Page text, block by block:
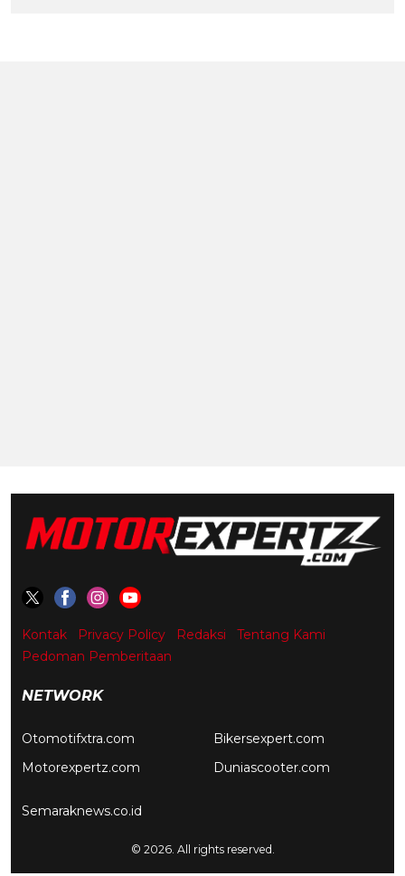
Kontak Privacy Policy Redaksi
Tentang Kami
Pedoman Pemberitaan
NETWORK
Otomotifxtra.com
Motorexpertz.com
Bikersexpert.com
Duniascooter.com
Semaraknews.co.id
© 2026. All rights reserved.